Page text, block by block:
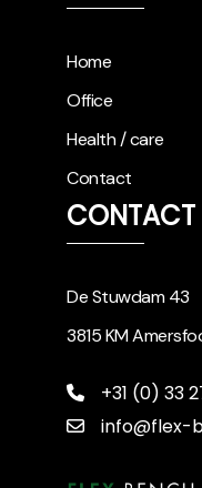
Home
Office
Health / care
Contact
CONTACT
De Stuwdam 43
3815 KM
+31 (0) 33
info@flex-